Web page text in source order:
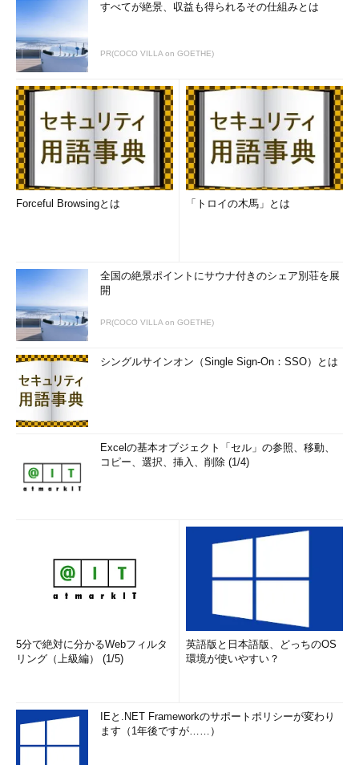
すべてが絶景、収益も得られるその仕組みとは
PR(COCO VILLA on GOETHE)
Forceful Browsingとは 「トロイの木馬」とは
全国の絶景ポイントにサウナ付きのシェア別荘を展
開
PR(COCO VILLA on GOETHE)
シングルサインオン（Single Sign-On：SSO）とは
Excelの基本オブジェクト「セル」の参照、移動、
コピー、選択、挿入、削除 (1/4)
5分で絶対に分かるWebフィルタ
リング（上級編） (1/5)
英語版と日本語版、どっちのOS
環境が使いやすい？
IEと.NET Frameworkのサポートポリシーが変わり
ます（1年後ですが……）